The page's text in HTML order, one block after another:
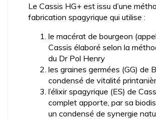
Le Cassis HG+ est issu d’une
fabrication spagyrique qui utilise :
le macérat de bourgeon
Cassis élaboré selon la
du Dr Pol Henry
les graines germées (GG) de
condensé de vitalité
l’élixir spagyrique (ES) de
complet apporte, par sa
un condensé de synergie